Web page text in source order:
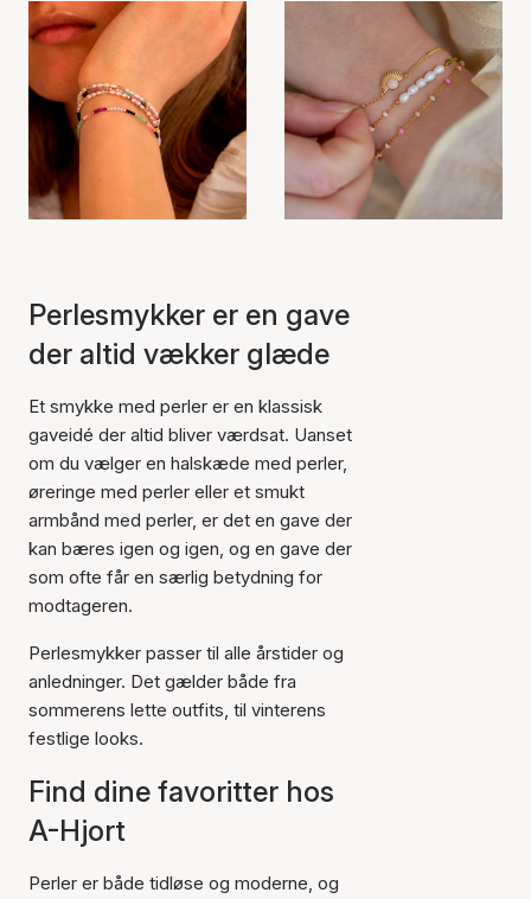
Perlesmykker er en gave
der altid vækker glæde
Et smykke med perler er en klassisk
gaveidé der altid bliver værdsat. Uanset
om du vælger en halskæde med perler,
øreringe med perler eller et smukt
armbånd med perler, er det en gave der
kan bæres igen og igen, og en gave der
som ofte får en særlig betydning for
modtageren.
Perlesmykker passer til alle årstider og
anledninger. Det gælder både fra
sommerens lette outfits, til vinterens
festlige looks.
Find dine favoritter hos
A-Hjort
Perler er både tidløse og moderne, og